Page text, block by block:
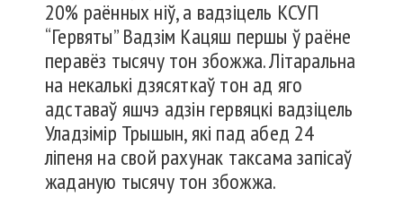
20% раённых ніў, а вадзіцель КСУП
“Гервяты” Вадзім Кацяш першы ў раёне
перавёз тысячу тон збожжа. Літаральна
на некалькі дзясяткаў тон ад яго
адставаў яшчэ адзін гервяцкі вадзіцель
Уладзімір Трышын, які пад абед 24
ліпеня на свой рахунак таксама запісаў
жаданую тысячу тон збожжа.